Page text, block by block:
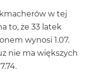
w tej
to, że 33 latek
wynosi 1.07.
nie ma większych